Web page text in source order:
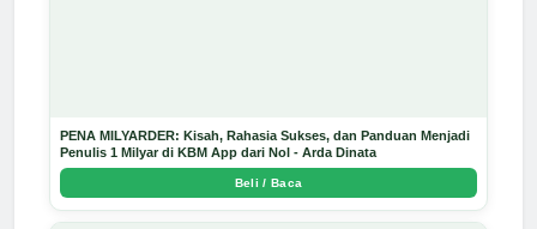
PENA MILYARDER: Kisah, Rahasia Sukses, dan Panduan Menjadi
Penulis 1 Milyar di KBM App dari Nol - Arda Dinata
Beli / Baca